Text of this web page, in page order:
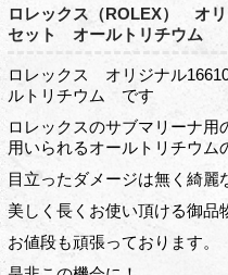
ロレックス（ROLEX） オリ
セット オールトリチウム
ロレックス オリジナル
ルトリチウム です
ロレックスのサブマリーナ用
用いられるオールトリチウム
目立ったダメージは無く綺麗
美しく長くお使い頂ける御品
お値段も頑張っております。